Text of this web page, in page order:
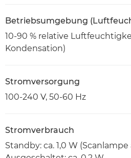
Betriebsumgebung
10-90 % relative
Kondensation)
Stromversorgung
100-240 V, 50-60 Hz
Stromverbrauch
Standby: ca. 1,0 W (Scanlampe